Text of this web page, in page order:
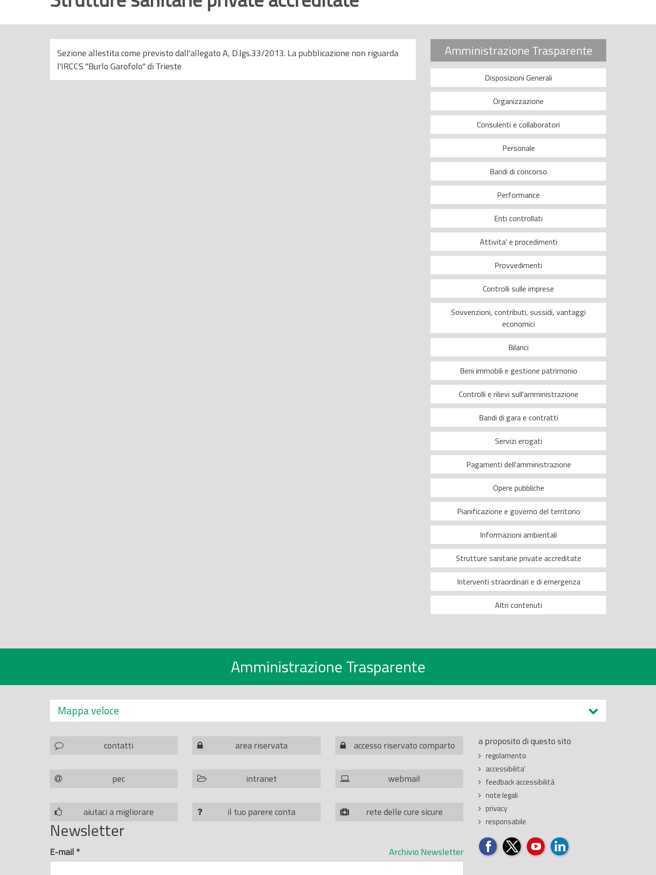
i
Sezione allestita come previsto dall'allegato A, D.lgs.33/2013. La pubblicazione non riguarda
l'IRCCS "Burlo Garofolo" di Trieste
Amministrazione Trasparente
Disposizioni Generali
Organizzazione
Consulenti e collaboratori
Personale
Bandi di concorso
Performance
Enti controllati
Attivita' e procedimenti
Provvedimenti
Controlli sulle imprese
Sovvenzioni, contributi, sussidi, vantaggi
economici
Bilanci
Beni immobili e gestione patrimonio
Controlli e rilievi sull'amministrazione
Bandi di gara e contratti
Servizi erogati
Pagamenti dell'amministrazione
Opere pubbliche
Pianificazione e governo del territorio
Informazioni ambientali
Strutture sanitarie private accreditate
Interventi straordinari e di emergenza
Altri contenuti
Amministrazione Trasparente
Mappa veloce
contatti area riservata accesso riservato comparto
pec intranet webmail
aiutaci a migliorare il tuo parere conta rete delle cure sicure
a proposito di questo sito
regolamento
accessibilita'
feedback accessibilità
note legali
privacy
responsabile
Newsletter
Archivio Newsletter
E-mail *